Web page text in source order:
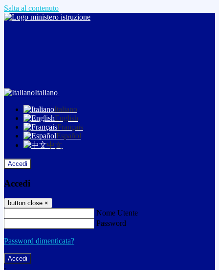
Salta al contenuto
Italiano
Italiano
English
Français
Español
中文
Accedi
Accedi
button close ×
Nome Utente
Password
Password dimenticata?
-